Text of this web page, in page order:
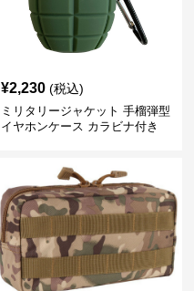
¥2,230 (税込)
ミリタリージャケット 手榴弾型
イヤホンケース カラビナ付き